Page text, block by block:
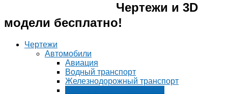
Чертежи и 3D
модели бесплатно!
Чертежи
Автомобили
Авиация
Водный транспорт
Железнодорожный транспорт